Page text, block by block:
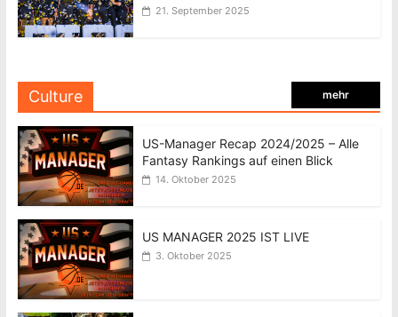
21. September 2025
Culture mehr
US-Manager Recap 2024/2025 – Alle
Fantasy Rankings auf einen Blick
14. Oktober 2025
US MANAGER 2025 IST LIVE
3. Oktober 2025